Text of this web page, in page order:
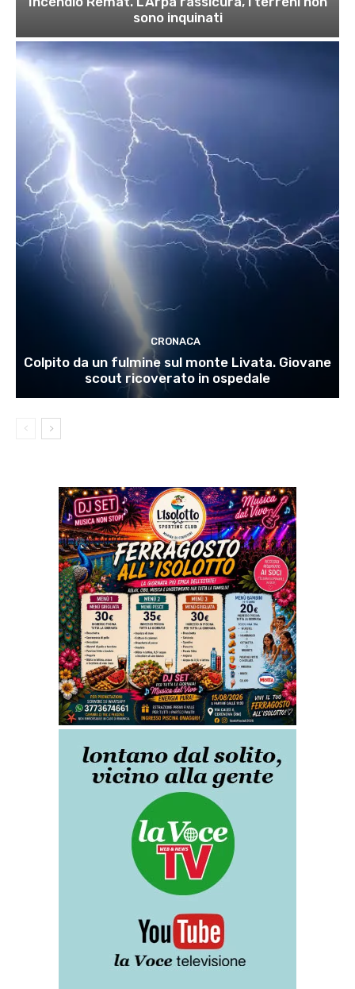
sono inquinati
CRONACA
Colpito da un fulmine sul monte Livata. Giovane
scout ricoverato in ospedale